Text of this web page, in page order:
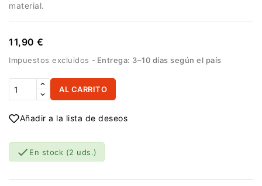
material.
11,90 €
Impuestos excluidos Entrega: 3–10 días según el país
AL CARRITO
Añadir a la lista de deseos
 En stock (2 uds.)